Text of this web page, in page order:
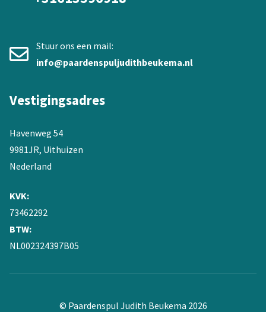
Stuur ons een mail:
info@paardenspuljudithbeukema.nl
Vestigingsadres
Havenweg 54
9981JR, Uithuizen
Nederland
KVK:
73462292
BTW:
NL002324397B05
© Paardenspul Judith Beukema 2026